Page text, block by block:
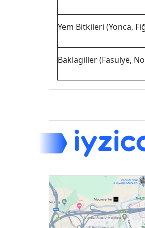
Yem Bitkileri (Yonca,
Baklagiller (Fasulye,